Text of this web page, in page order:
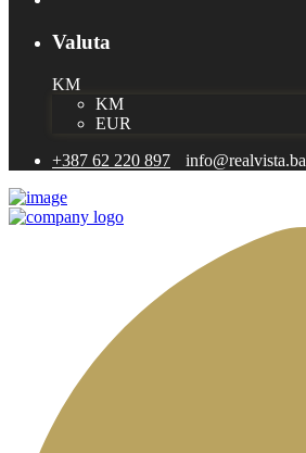
Valuta
KM
KM
EUR
+387 62 220 897
info@realvista.ba